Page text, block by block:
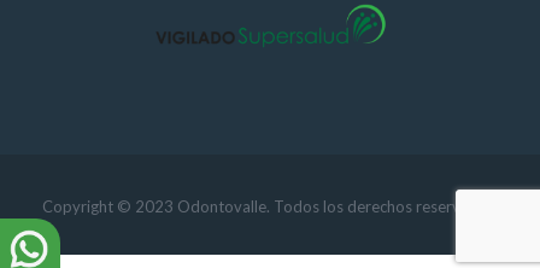
Copyright © 2023 Odontovalle. Todos los derechos reservados.